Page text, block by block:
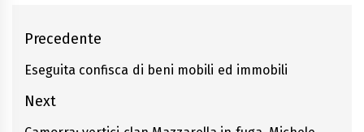
Navigazione
articoli
Precedente
Previous
Eseguita confisca di beni mobili ed immobili
Next